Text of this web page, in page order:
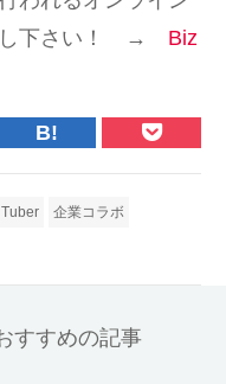
し下さい！ → Biz
B!
企業コラボ
すすめの記事